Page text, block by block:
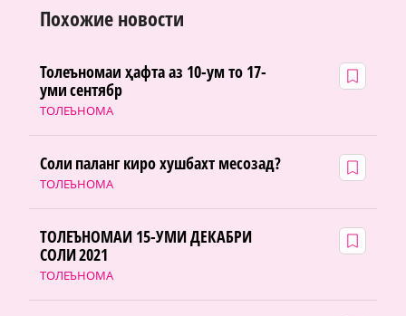
Похожие новости
ТОЛЕЪНОМА
Толеъномаи ҳафта аз 10-ум то 17-
уми сентябр
ТОЛЕЪНОМА
Соли паланг киро хушбахт месозад?
ТОЛЕЪНОМА
ТОЛЕЪНОМАИ 15-УМИ ДЕКАБРИ
СОЛИ 2021